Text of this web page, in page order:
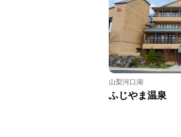
山梨河口湖
ふじやま温泉